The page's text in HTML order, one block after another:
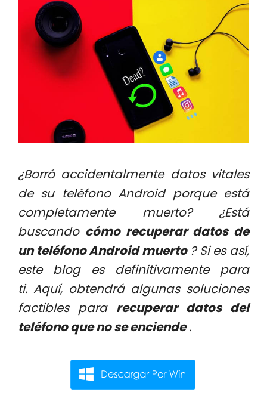
¿Borró accidentalmente datos vitales
de su teléfono Android porque está
completamente muerto? ¿Está
buscando cómo recuperar datos de
un teléfono Android muerto ? Si es así,
este blog es definitivamente para
ti. Aquí, obtendrá algunas soluciones
factibles para recuperar datos del
teléfono queno seenciende.